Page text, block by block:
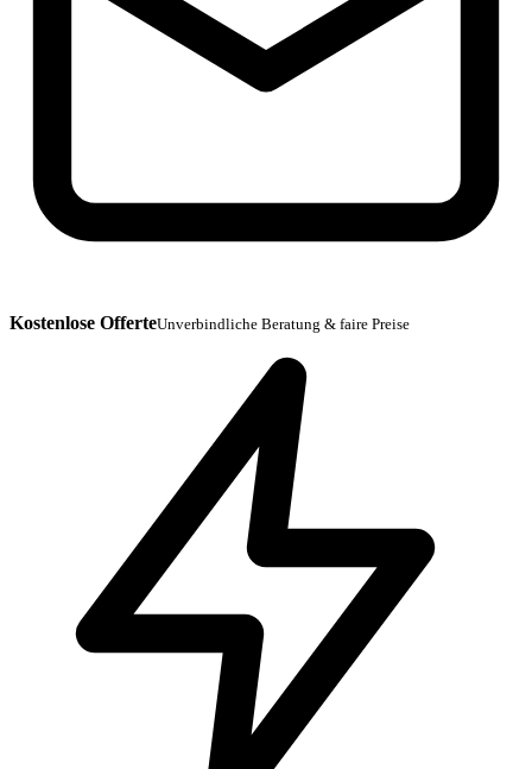
Kostenlose OfferteUnverbindliche Beratung & faire Preise